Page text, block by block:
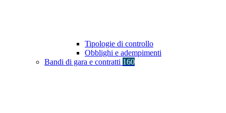
Tipologie di controllo
Obblighi e adempimenti
Bandi di gara e contratti 160